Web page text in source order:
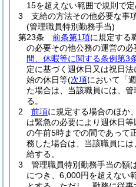
15を超えない範囲で規則で
3
支給の方法その他必要な事
(管理職員特別勤務手当)
第23条
前条第1項に規定する
の必要その他公務の運営の必
間、休暇等に関する条例第3
定に基づく週休日又は祝日
始の休日等(次項において「
た場合は、当該職員には、
る。
2
前項に規定する場合のほか
は緊急の必要により週休日
の午前5時までの間であって
務した場合は、当該職員に
給する。
3
管理職員特別勤務手当の額は
につき、6,000円を超えない